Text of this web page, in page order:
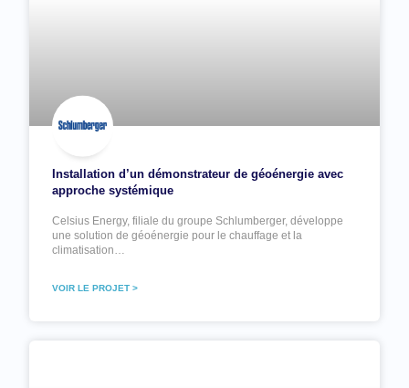
Installation d’un démonstrateur de géoénergie avec
approche systémique
Celsius Energy, filiale du groupe Schlumberger, développe
une solution de géoénergie pour le chauffage et la
climatisation…
VOIR LE PROJET >